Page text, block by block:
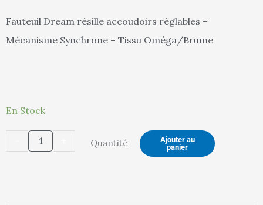
Fauteuil Dream résille accoudoirs réglables –
Mécanisme Synchrone – Tissu Oméga/Brume
En Stock
quantité
Fauteuil
Quantité
Ajouter au
panier